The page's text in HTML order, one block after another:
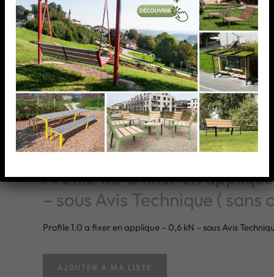
76 – 17
AJOUTER À MA
Profile 1.0 a fixer en
– sous Avis Technique ( sans
Profile 1.0 a fixer en applique – 0,6 kN – sous Avis
AJOUTER À MA LISTE